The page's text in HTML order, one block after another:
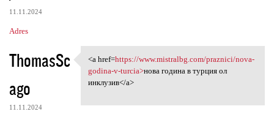
11.11.2024
Adres
ThomasSc
ago
11.11.2024
<a href=https://www.mistralbg
<a href=https://www.mistralbg.com/praznici/nova-
godina-v-turcia>нова година в турция ол
инклузив</a>